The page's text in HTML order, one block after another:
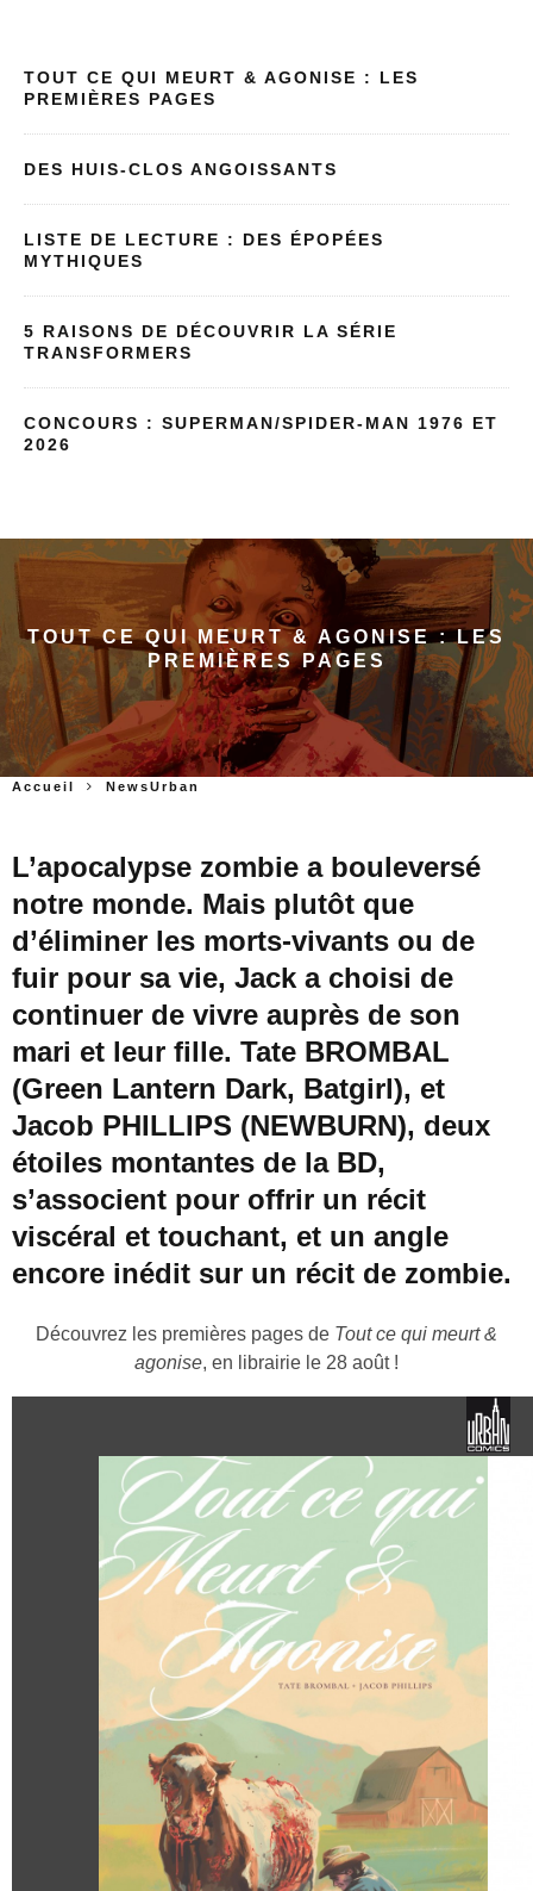
TOUT CE QUI MEURT & AGONISE : LES
PREMIÈRES PAGES
DES HUIS-CLOS ANGOISSANTS
LISTE DE LECTURE : DES ÉPOPÉES
MYTHIQUES
5 RAISONS DE DÉCOUVRIR LA SÉRIE
TRANSFORMERS
CONCOURS : SUPERMAN/SPIDER-MAN 1976 ET
2026
TOUT CE QUI MEURT & AGONISE : LES
PREMIÈRES PAGES
Accueil NewsUrban
L’apocalypse zombie a bouleversé
notre monde. Mais plutôt que
d’éliminer les morts-vivants ou de
fuir pour sa vie, Jack a choisi de
continuer de vivre auprès de son
mari et leur fille. Tate BROMBAL
(Green Lantern Dark, Batgirl), et
Jacob PHILLIPS (NEWBURN), deux
étoiles montantes de la BD,
s’associent pour offrir un récit
viscéral et touchant, et un angle
encore inédit sur un récit de zombie.
Découvrez les premières pages de Tout ce qui meurt &
agonise, en librairie le 28 août !